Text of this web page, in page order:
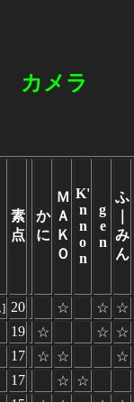
カメラ
素
点
か
に
Ｍ
Ａ
Ｋ
Ｏ
K'
n
n
o
n
g
e
n
ふ
み
ん
] 20 ☆ ☆ ☆
19 ☆ ☆ ☆
17 ☆ ☆ ☆
17 ☆ ☆